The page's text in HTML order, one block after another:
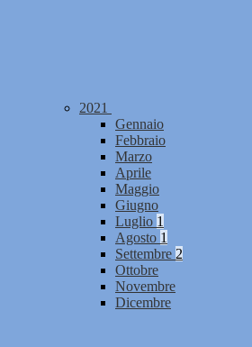
2021
Gennaio
Febbraio
Marzo
Aprile
Maggio
Giugno
Luglio 1
Agosto 1
Settembre 2
Ottobre
Novembre
Dicembre